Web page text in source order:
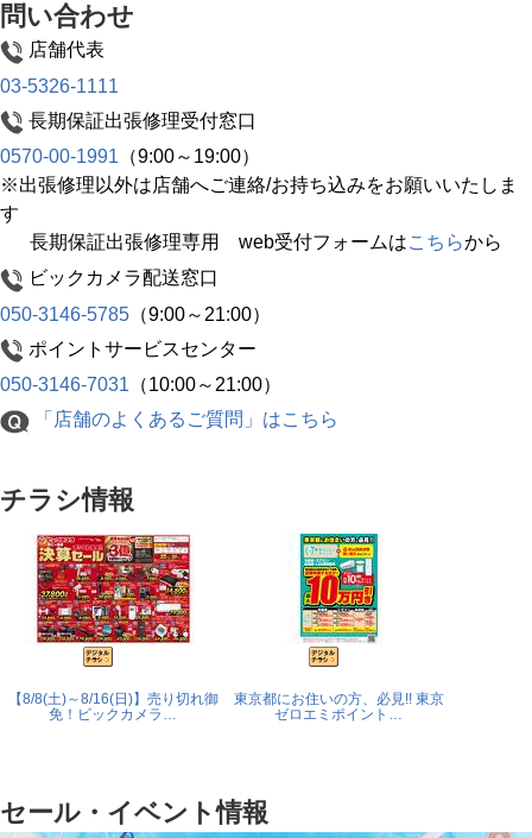
問い合わせ
店舗代表
03-5326-1111
長期保証出張修理受付窓口
0570-00-1991 （9:00～19:00）
※出張修理以外は店舗へご連絡/お持ち込みをお願いいたしま
す
長期保証出張修理専用 web受付フォームはこちらから
ビックカメラ配送窓口
050-3146-5785 （9:00～21:00）
ポイントサービスセンター
050-3146-7031 （10:00～21:00）
「店舗のよくあるご質問」はこちら
チラシ情報
【8/8(土)～8/16(日)】売り切れ御
免！ビックカメラ…
東京都にお住いの方、必見!! 東京
ゼロエミポイント…
セール・イベント情報